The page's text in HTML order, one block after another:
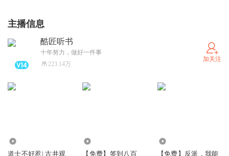
主播信息
酷匠听书
十年努力，做好一件事
223.14万
加关注
道士不好惹| 古井观
【免费】签到八百
【免费】反派，我能